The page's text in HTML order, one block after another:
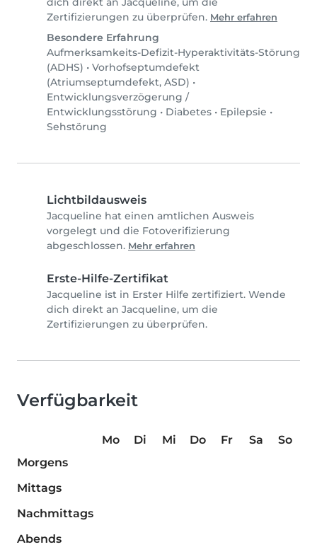
Zertifizierungen zu überprüfen. Mehr erfahren
Besondere Erfahrung
Aufmerksamkeits-Defizit-Hyperaktivitäts-Störung
(ADHS) • Vorhofseptumdefekt
(Atriumseptumdefekt, ASD) •
Entwicklungsverzögerung /
Entwicklungsstörung • Diabetes • Epilepsie •
Sehstörung
Lichtbildausweis
Jacqueline hat einen amtlichen Ausweis
vorgelegt und die Fotoverifizierung
abgeschlossen. Mehr erfahren
Erste-Hilfe-Zertifikat
Jacqueline ist in Erster Hilfe zertifiziert. Wende
dich direkt an Jacqueline, um die
Zertifizierungen zu überprüfen.
Verfügbarkeit
Mo Di Mi Do Fr Sa
So
Morgens
Mittags
Nachmittags
Abends